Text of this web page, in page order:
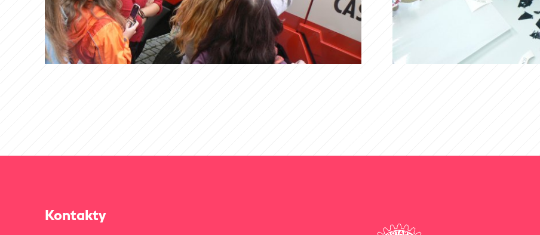
Kontakty